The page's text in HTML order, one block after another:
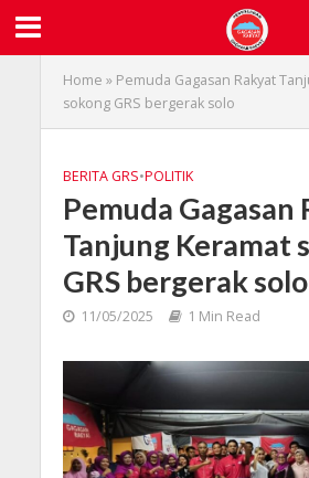
Home » Pemuda Gagasan Rakyat
sokong GRS bergerak solo
BERITA GRS•POLITIK
Pemuda Gagasan
Tanjung Keramat
GRS bergerak solo
11/05/2025 1 Min Read